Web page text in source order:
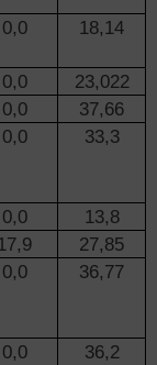
0,0 18,14
0,0
23,022
0,0
37,66
0,0 33,3
0,0
13,8
17,9
27,85
0,0 36,77
0,0
36,2